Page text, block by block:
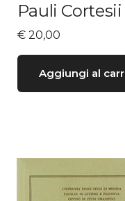
Pauli
€20,00
Aggiungi al